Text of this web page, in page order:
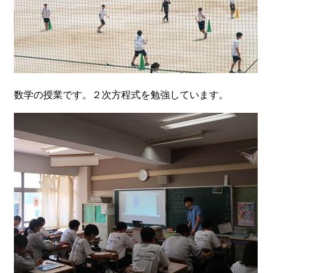
数学の授業です。２次方程式を勉強しています。